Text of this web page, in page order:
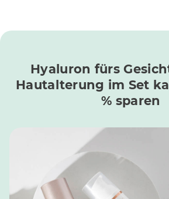
Hyaluron fürs
Hautalterung im Set
% sparen